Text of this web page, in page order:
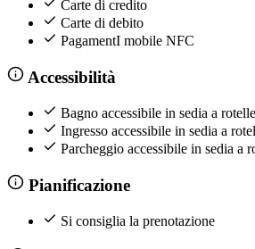
Carte di credito
Carte di debito
PagamentI mobile NFC
Accessibilità
Bagno accessibile in sedia a rotelle
Ingresso accessibile in sedia a
Parcheggio accessibile in sedia a
Pianificazione
Si consiglia la prenotazione